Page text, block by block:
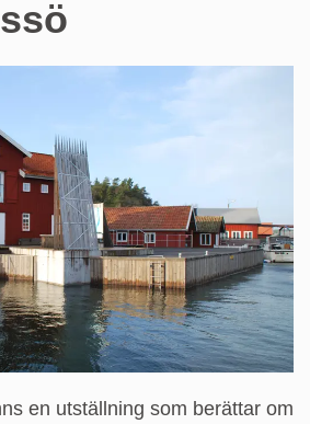
en utställning som berättar om